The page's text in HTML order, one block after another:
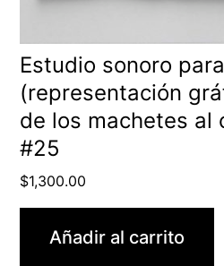
Estudio sonoro
(representación
de los machetes al
#25
$1,300.00
Añadir al carrito